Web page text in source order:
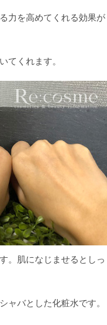
力を高めてくれる効果が
てくれます。
。肌になじませるとしっ
ャバとした化粧水です。